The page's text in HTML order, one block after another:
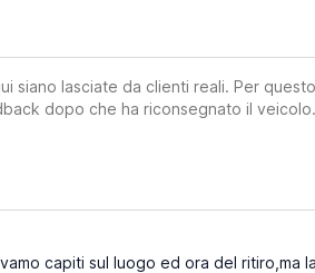
siano lasciate da clienti reali. Per
dopo che ha riconsegnato il
capiti sul luogo ed ora del ritiro,ma